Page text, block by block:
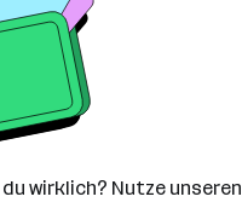
wirklich? Nutze unseren